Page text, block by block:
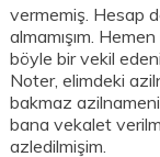
vermemiş. Hesap
almamışım.
böyle bir vekil
Noter, elimdeki
bakmaz
bana vekalet
azledilmişim.